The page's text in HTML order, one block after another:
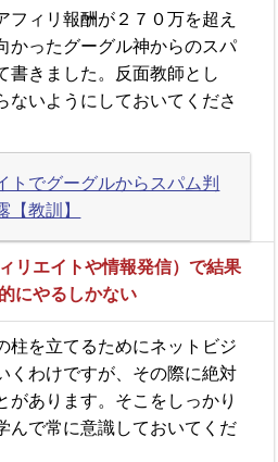
フィリ報酬が２７０万を超え
かったグーグル神からのスパ
書きました。反面教師とし
ないようにしておいてくださ
トでグーグルからスパム判
【教訓】
リエイトや情報発信）で結果
にやるしかない
柱を立てるためにネットビジ
くわけですが、その際に絶対
があります。そこをしっかり
んで常に意識しておいてくだ